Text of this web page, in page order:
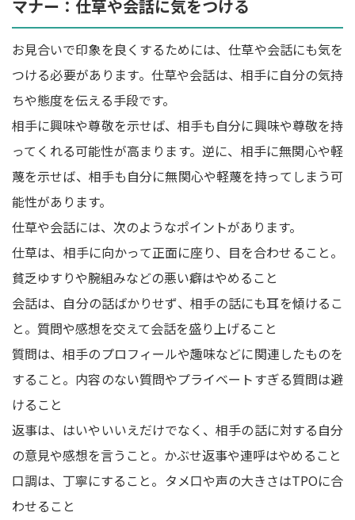
マナー：仕草や会話に気をつける
お見合いで印象を良くするためには、仕草や会話にも気を
つける必要があります。仕草や会話は、相手に自分の気持
ちや態度を伝える手段です。
相手に興味や尊敬を示せば、相手も自分に興味や尊敬を持
ってくれる可能性が高まります。逆に、相手に無関心や軽
蔑を示せば、相手も自分に無関心や軽蔑を持ってしまう可
能性があります。
仕草や会話には、次のようなポイントがあります。
仕草は、相手に向かって正面に座り、目を合わせること。
貧乏ゆすりや腕組みなどの悪い癖はやめること
会話は、自分の話ばかりせず、相手の話にも耳を傾けるこ
と。質問や感想を交えて会話を盛り上げること
質問は、相手のプロフィールや趣味などに関連したものを
すること。内容のない質問やプライベートすぎる質問は避
けること
返事は、はいやいいえだけでなく、相手の話に対する自分
の意見や感想を言うこと。かぶせ返事や連呼はやめること
口調は、丁寧にすること。タメ口や声の大きさはTPOに合
わせること